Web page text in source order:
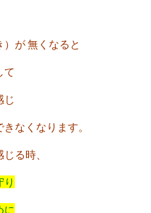
）が無くなると
て
じ
なくなります。
る時、
り
に